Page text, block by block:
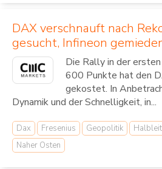
DAX verschnauft nach
gesucht, Infineon
Die Rally in der
600 Punkte hat den
gekostet. In
Dynamik und der Schnelligkeit, in...
Dax Fresenius Geopolitik
Naher Osten